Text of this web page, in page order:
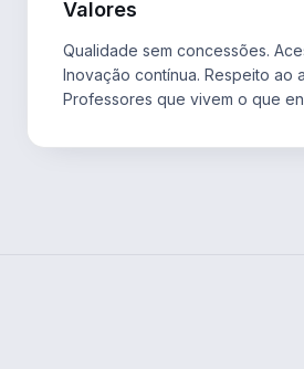
Valores
Qualidade sem concessões.
Inovação contínua. Respeito ao
Professores que vivem o que